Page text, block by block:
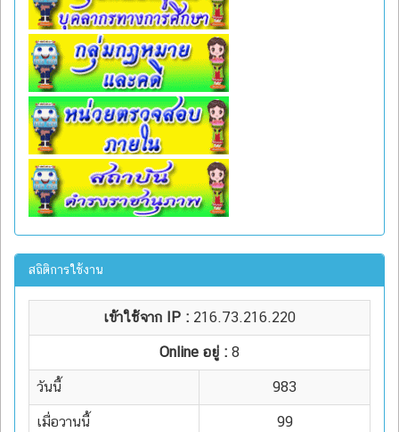
สถิติการใช้งาน
เข้าใช้จาก IP : 216.73.216.220
Online อยู่ : 8
วันนี้ 983
เมื่อวานนี้ 99